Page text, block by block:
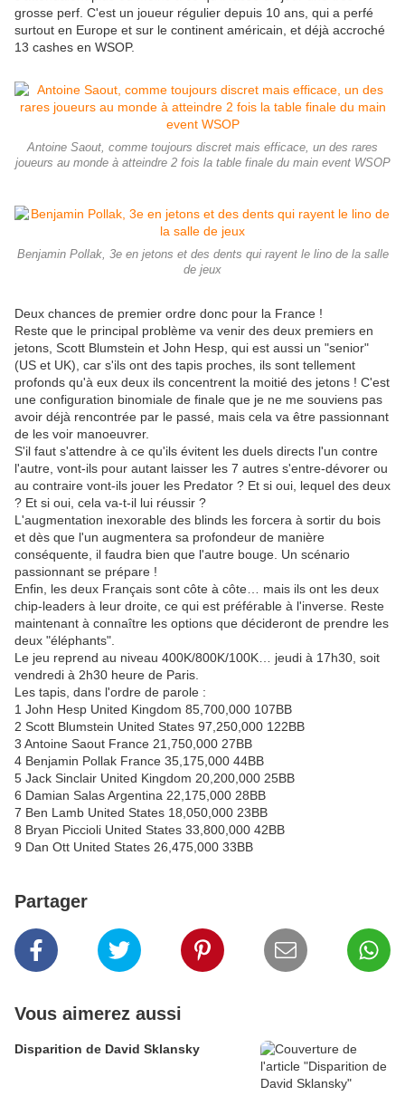
grosse perf. C'est un joueur régulier depuis 10 ans, qui a perfé
surtout en Europe et sur le continent américain, et déjà accroché
13 cashes en WSOP.
Antoine Saout, comme toujours discret mais efficace, un des rares
joueurs au monde à atteindre 2 fois la table finale du main event WSOP
Benjamin Pollak, 3e en jetons et des dents qui rayent le lino de la salle
de jeux
Deux chances de premier ordre donc pour la France !
Reste que le principal problème va venir des deux premiers en
jetons, Scott Blumstein et John Hesp, qui est aussi un "senior"
(US et UK), car s'ils ont des tapis proches, ils sont tellement
profonds qu'à eux deux ils concentrent la moitié des jetons ! C'est
une configuration binomiale de finale que je ne me souviens pas
avoir déjà rencontrée par le passé, mais cela va être passionnant
de les voir manoeuvrer.
S'il faut s'attendre à ce qu'ils évitent les duels directs l'un contre
l'autre, vont-ils pour autant laisser les 7 autres s'entre-dévorer ou
au contraire vont-ils jouer les Predator ? Et si oui, lequel des deux
? Et si oui, cela va-t-il lui réussir ?
L'augmentation inexorable des blinds les forcera à sortir du bois
et dès que l'un augmentera sa profondeur de manière
conséquente, il faudra bien que l'autre bouge. Un scénario
passionnant se prépare !
Enfin, les deux Français sont côte à côte… mais ils ont les deux
chip-leaders à leur droite, ce qui est préférable à l'inverse. Reste
maintenant à connaître les options que décideront de prendre les
deux "éléphants".
Le jeu reprend au niveau 400K/800K/100K… jeudi à 17h30, soit
vendredi à 2h30 heure de Paris.
Les tapis, dans l'ordre de parole :
1 John Hesp United Kingdom 85,700,000 107BB
2 Scott Blumstein United States 97,250,000 122BB
3 Antoine Saout France 21,750,000 27BB
4 Benjamin Pollak France 35,175,000 44BB
5 Jack Sinclair United Kingdom 20,200,000 25BB
6 Damian Salas Argentina 22,175,000 28BB
7 Ben Lamb United States 18,050,000 23BB
8 Bryan Piccioli United States 33,800,000 42BB
9 Dan Ott United States 26,475,000 33BB
Partager
Vous aimerez aussi
Disparition de David Sklansky